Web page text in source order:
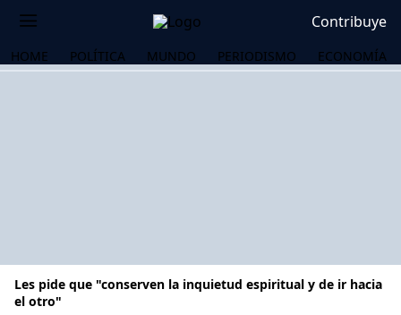
Contribuye
HOME POLÍTICA MUNDO PERIODISMO ECONOMÍA
Les pide que "conserven la inquietud espiritual y de ir hacia
el otro"